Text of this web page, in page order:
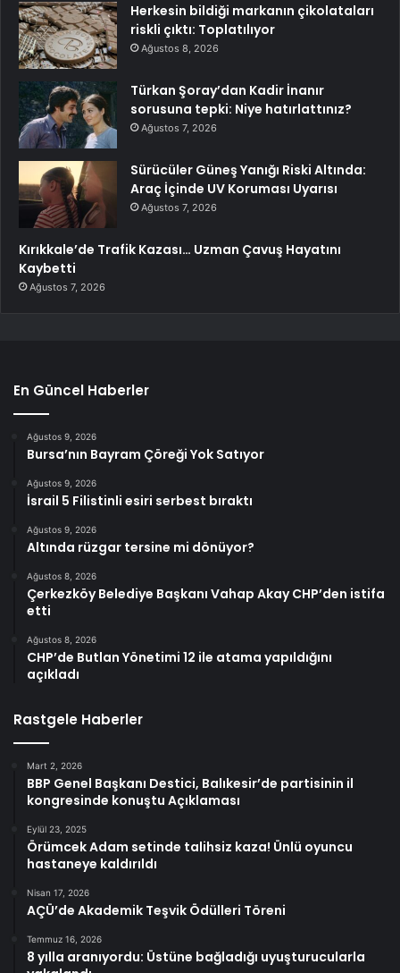
Herkesin bildiği markanın çikolataları
riskli çıktı: Toplatılıyor
Ağustos 8, 2026
Türkan Şoray’dan Kadir İnanır
sorusuna tepki: Niye hatırlattınız?
Ağustos 7, 2026
Sürücüler Güneş Yanığı Riski Altında:
Araç İçinde UV Koruması Uyarısı
Ağustos 7, 2026
Kırıkkale’de Trafik Kazası… Uzman Çavuş Hayatını
Kaybetti
Ağustos 7, 2026
En Güncel Haberler
Ağustos 9, 2026
Bursa’nın Bayram Çöreği Yok Satıyor
Ağustos 9, 2026
İsrail 5 Filistinli esiri serbest bıraktı
Ağustos 9, 2026
Altında rüzgar tersine mi dönüyor?
Ağustos 8, 2026
Çerkezköy Belediye Başkanı Vahap Akay CHP’den istifa
etti
Ağustos 8, 2026
CHP’de Butlan Yönetimi 12 ile atama yapıldığını
açıkladı
Rastgele Haberler
Mart 2, 2026
BBP Genel Başkanı Destici, Balıkesir’de partisinin il
kongresinde konuştu Açıklaması
Eylül 23, 2025
Örümcek Adam setinde talihsiz kaza! Ünlü oyuncu
hastaneye kaldırıldı
Nisan 17, 2026
AÇÜ’de Akademik Teşvik Ödülleri Töreni
Temmuz 16, 2026
8 yılla aranıyordu: Üstüne bağladığı uyuşturucularla